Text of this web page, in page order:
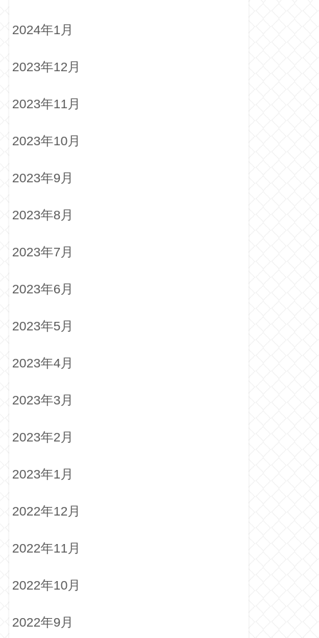
2024年1月
2023年12月
2023年11月
2023年10月
2023年9月
2023年8月
2023年7月
2023年6月
2023年5月
2023年4月
2023年3月
2023年2月
2023年1月
2022年12月
2022年11月
2022年10月
2022年9月